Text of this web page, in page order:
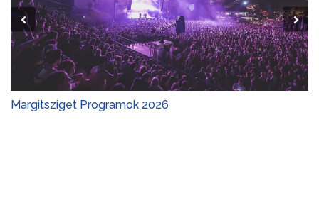
Margitsziget Programok 2026